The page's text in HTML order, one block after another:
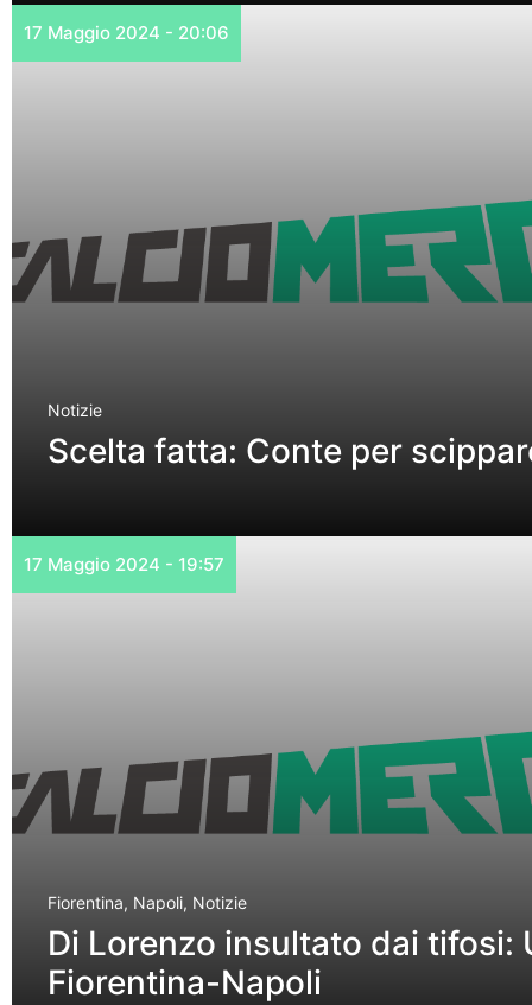
17 Maggio 2024 - 20:06
Notizie
Scelta fatta: Conte per
17 Maggio 2024 - 19:57
Fiorentina, Napoli, Notizie
Di Lorenzo insultato dai tifosi:
Fiorentina-Napoli